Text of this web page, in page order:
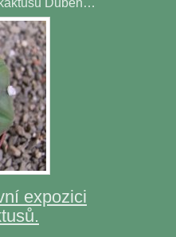
Duben…
expozici